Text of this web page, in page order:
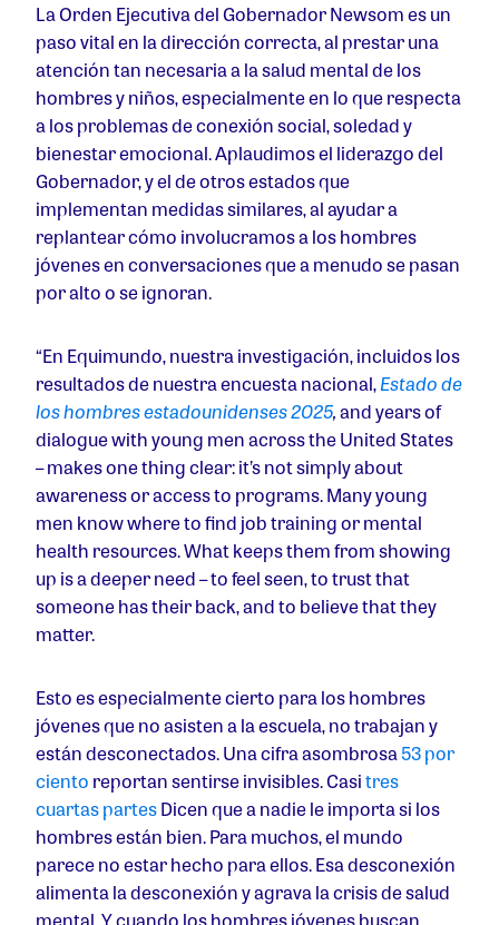
La Orden Ejecutiva del Gobernador Newsom es un
paso vital en la dirección correcta, al prestar una
atención tan necesaria a la salud mental de los
hombres y niños, especialmente en lo que respecta
a los problemas de conexión social, soledad y
bienestar emocional. Aplaudimos el liderazgo del
Gobernador, y el de otros estados que
implementan medidas similares, al ayudar a
replantear cómo involucramos a los hombres
jóvenes en conversaciones que a menudo se pasan
por alto o se ignoran.
“En Equimundo, nuestra investigación, incluidos los
resultados de nuestra encuesta nacional,Estado de
los hombres estadounidenses 2025,and years of
dialogue with young men across the United States
– makes one thing clear: it’s not simply about
awareness or access to programs. Many young
men know where to find job training or mental
health resources. What keeps them from showing
up is a deeper need – to feel seen, to trust that
someone has their back, and to believe that they
matter.
Esto es especialmente cierto para los hombres
jóvenes que no asisten a la escuela, no trabajan y
están desconectados. Una cifra asombrosa53 por
ciento reportan sentirse invisibles. Casitres
cuartas partesDicen que a nadie le importa si los
hombres están bien. Para muchos, el mundo
parece no estar hecho para ellos. Esa desconexión
alimenta la desconexión y agrava la crisis de salud